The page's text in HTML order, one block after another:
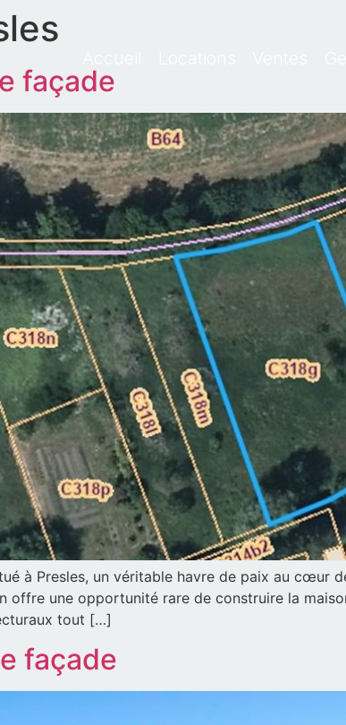
façade
à Presles, un véritable havre de paix au cœur
une opportunité rare de construire la
tout […]
façade